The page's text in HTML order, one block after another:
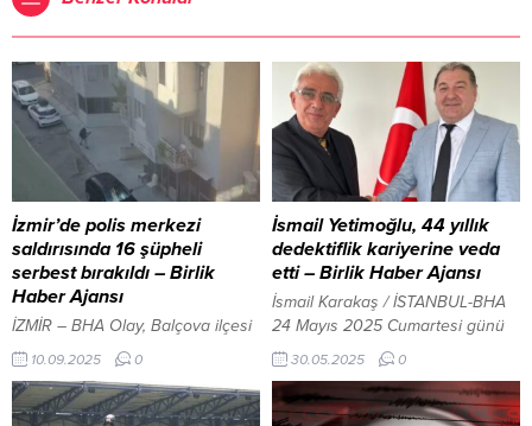
İzmir’de polis merkezi
saldırısında 16 şüpheli
serbest bırakıldı – Birlik
Haber Ajansı
İZMİR – BHA Olay, Balçova ilçesi
Çetin Emeç Mahallesi’nde önceki
gün saat 08.50 civarında
meydana geldi. Yüzünde maske
ve elinde pompalı tüfek bulunan
10.09.2025 0
İsmail Yetimoğlu, 44 yıllık
dedektiflik kariyerine veda
etti – Birlik Haber Ajansı
İsmail Karakaş / İSTANBUL-BHA
24 Mayıs 2025 Cumartesi günü
Kadıköy, Ziverbey’de gerçekleşen
ÖDD 7. Olağan Genel Kurulu’nda,
Yetimoğlu başkanlık görevinden
çekildiğini açıkladı. 2007 yılında
30.05.2025 0